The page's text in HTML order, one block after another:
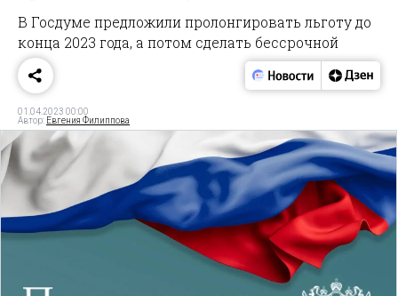
В Госдуме предложили пролонгировать льготу до
конца 2023 года, а потом сделать бессрочной
01.04.2023 00:00
Автор: Евгения Филиппова